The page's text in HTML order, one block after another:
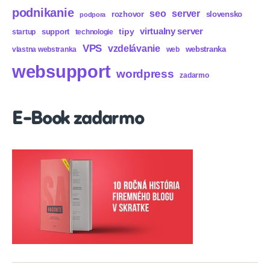
podnikanie podpora rozhovor seo server slovensko
startup support technologie tipy virtualny server
vlastna webstranka VPS vzdelávanie web webstranka
websupport wordpress zadarmo
E-Book zadarmo